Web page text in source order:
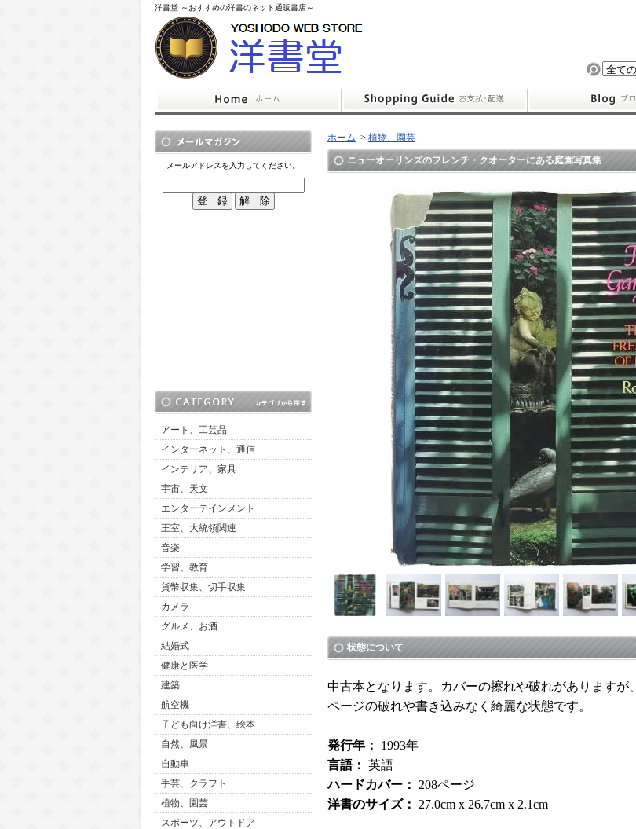
洋書堂 ～おすすめの洋書のネット通販書店～
メールアドレスを入力してください。
アート、工芸品
インターネット、通信
インテリア、家具
宇宙、天文
エンターテインメント
王室、大統領関連
音楽
学習、教育
貨幣収集、切手収集
カメラ
グルメ、お酒
結婚式
健康と医学
建築
航空機
子ども向け洋書、絵本
自然、風景
自動車
手芸、クラフト
植物、園芸
スポーツ、アウトドア
ホーム > 植物、園芸
ニューオーリンズのフレンチ・クオーターにある庭園写真集
状態について
中古本となります。カバーの擦れや破れがありますが、
ページの破れや書き込みなく綺麗な状態です。
発行年：
1993年
言語： 英語
ハードカバー：
208ページ
洋書のサイズ：
27.0cm x 26.7cm x 2.1cm